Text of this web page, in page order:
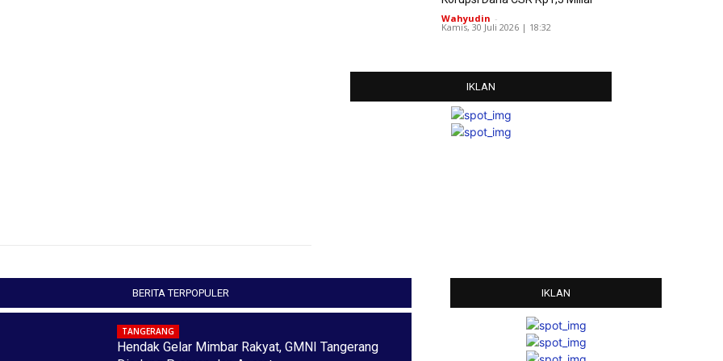
Wahyudin -
Kamis, 30 Juli 2026 | 18:32
IKLAN
BERITA TERPOPULER
TANGERANG
Hendak Gelar Mimbar Rakyat, GMNI Tangerang
IKLAN